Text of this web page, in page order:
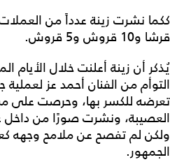
قرشا و10 قروش و5 قروش.
يُذكر أن زينة أعلنت خلال الأيام
التوأم من الفنان أحمد عز
تعرضه للكسر بها، وحرصت على
العصيبة، ونشرت صورًا من داخل
ولكن لم تفصح عن ملامح وجهه
الجمهور.